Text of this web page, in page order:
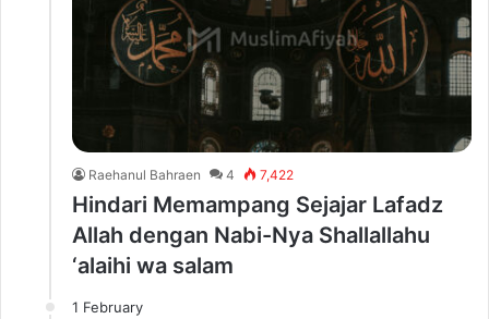
Raehanul Bahraen 4 7,422
Hindari Memampang Sejajar Lafadz
Allah dengan Nabi-Nya Shallallahu
‘alaihi wa salam
1 February